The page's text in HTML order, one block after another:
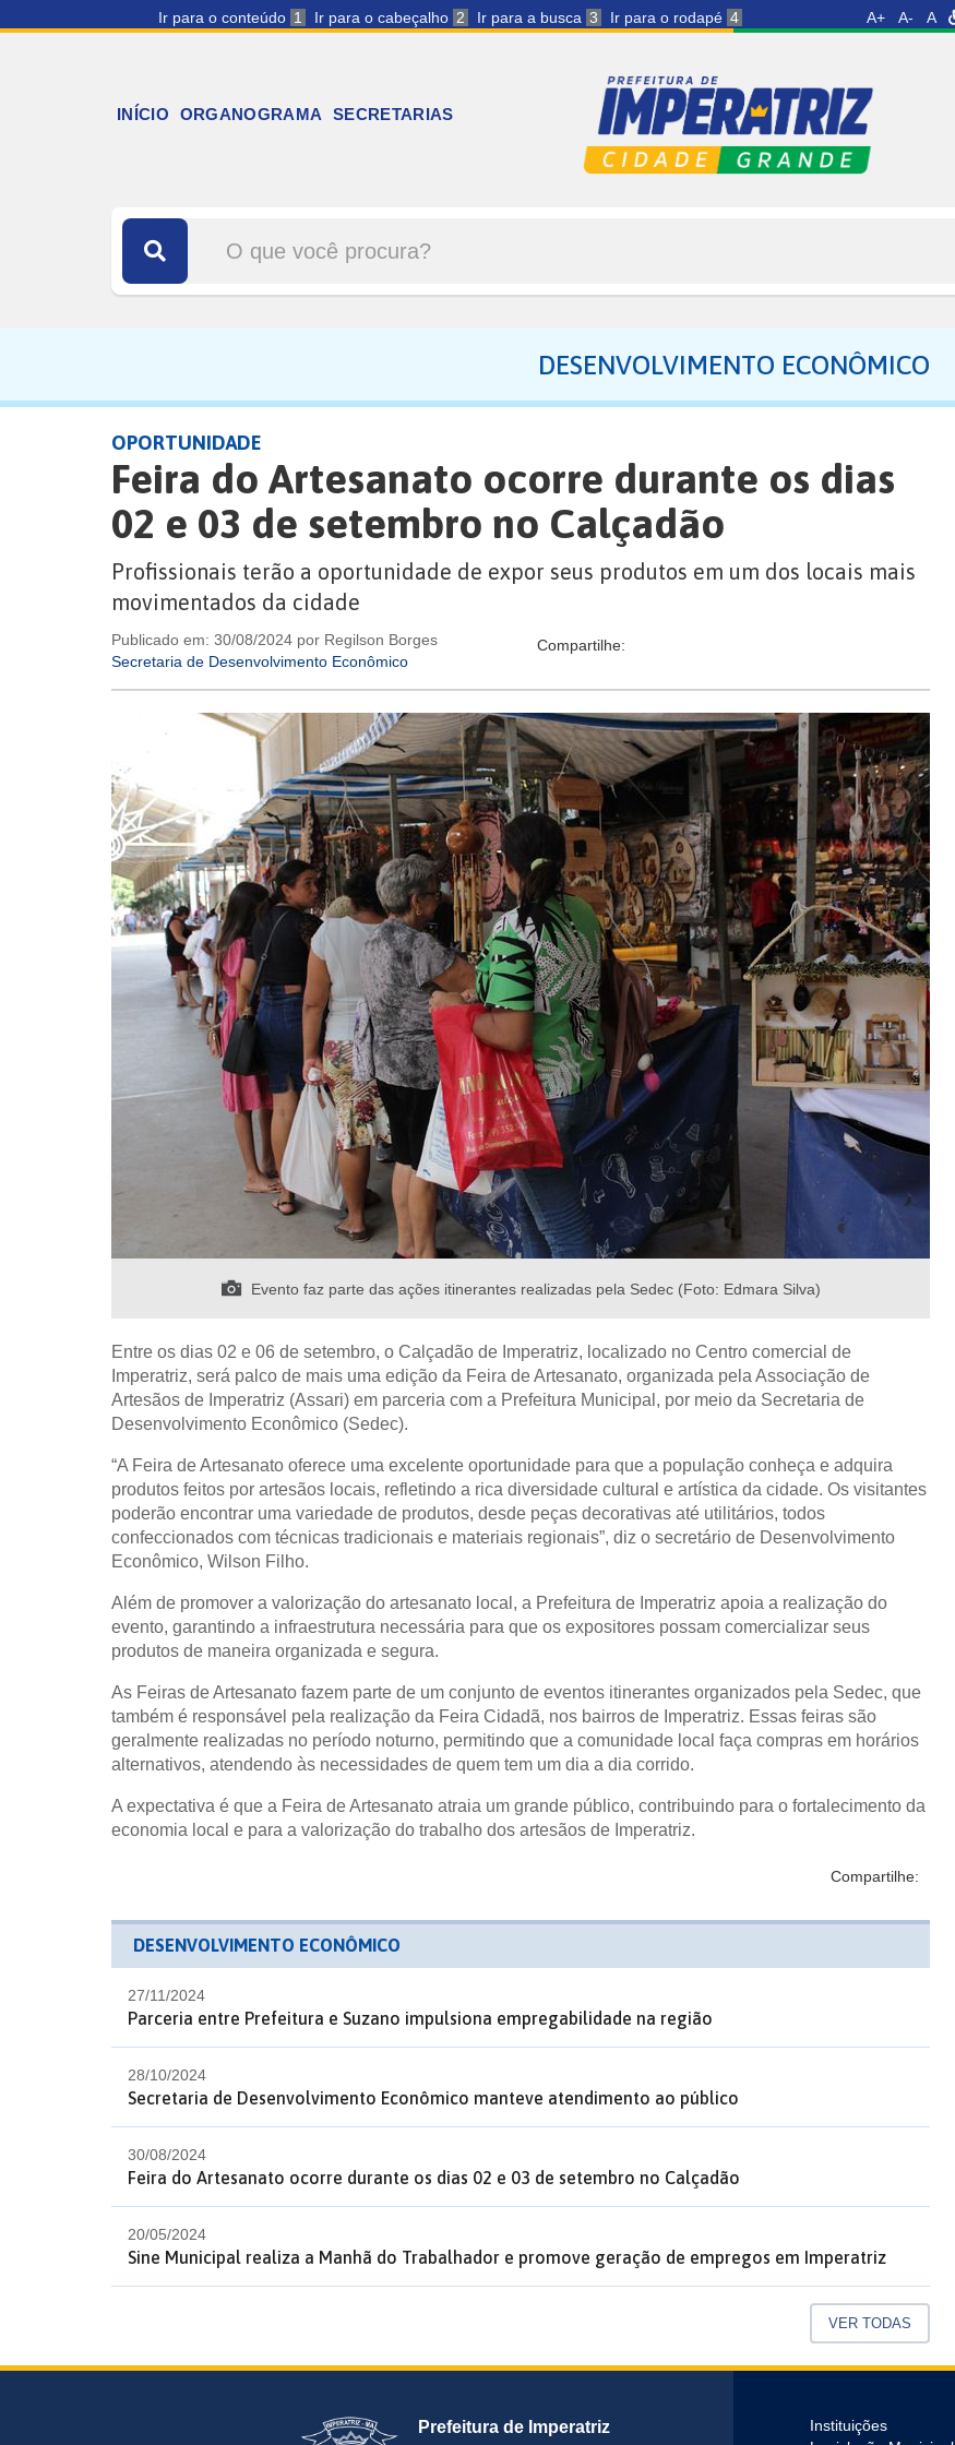
Ir para o conteúdo 1 Ir para o cabeçalho 2 Ir para a busca 3 Ir para o rodapé 4 A+ A- A
INÍCIO ORGANOGRAMA SECRETARIAS
DESENVOLVIMENTO ECONÔMICO
OPORTUNIDADE
Feira do Artesanato ocorre durante os dias
02 e 03 de setembro no Calçadão
Profissionais terão a oportunidade de expor seus produtos em um dos locais mais
movimentados da cidade
Publicado em: 30/08/2024 por Regilson Borges
Secretaria de Desenvolvimento Econômico
Compartilhe:
Evento faz parte das ações itinerantes realizadas pela Sedec (Foto: Edmara Silva)
Entre os dias 02 e 06 de setembro, o Calçadão de Imperatriz, localizado no Centro comercial de
Imperatriz, será palco de mais uma edição da Feira de Artesanato, organizada pela Associação de
Artesãos de Imperatriz (Assari) em parceria com a Prefeitura Municipal, por meio da Secretaria de
Desenvolvimento Econômico (Sedec).
“A Feira de Artesanato oferece uma excelente oportunidade para que a população conheça e adquira
produtos feitos por artesãos locais, refletindo a rica diversidade cultural e artística da cidade. Os visitantes
poderão encontrar uma variedade de produtos, desde peças decorativas até utilitários, todos
confeccionados com técnicas tradicionais e materiais regionais”, diz o secretário de Desenvolvimento
Econômico, Wilson Filho.
Além de promover a valorização do artesanato local, a Prefeitura de Imperatriz apoia a realização do
evento, garantindo a infraestrutura necessária para que os expositores possam comercializar seus
produtos de maneira organizada e segura.
As Feiras de Artesanato fazem parte de um conjunto de eventos itinerantes organizados pela Sedec, que
também é responsável pela realização da Feira Cidadã, nos bairros de Imperatriz. Essas feiras são
geralmente realizadas no período noturno, permitindo que a comunidade local faça compras em horários
alternativos, atendendo às necessidades de quem tem um dia a dia corrido.
A expectativa é que a Feira de Artesanato atraia um grande público, contribuindo para o fortalecimento da
economia local e para a valorização do trabalho dos artesãos de Imperatriz.
Compartilhe:
DESENVOLVIMENTO ECONÔMICO
27/11/2024
Parceria entre Prefeitura e Suzano impulsiona empregabilidade na região
28/10/2024
Secretaria de Desenvolvimento Econômico manteve atendimento ao público
30/08/2024
Feira do Artesanato ocorre durante os dias 02 e 03 de setembro no Calçadão
20/05/2024
Sine Municipal realiza a Manhã do Trabalhador e promove geração de empregos em Imperatriz
VER TODAS
Prefeitura de Imperatriz
Instituições